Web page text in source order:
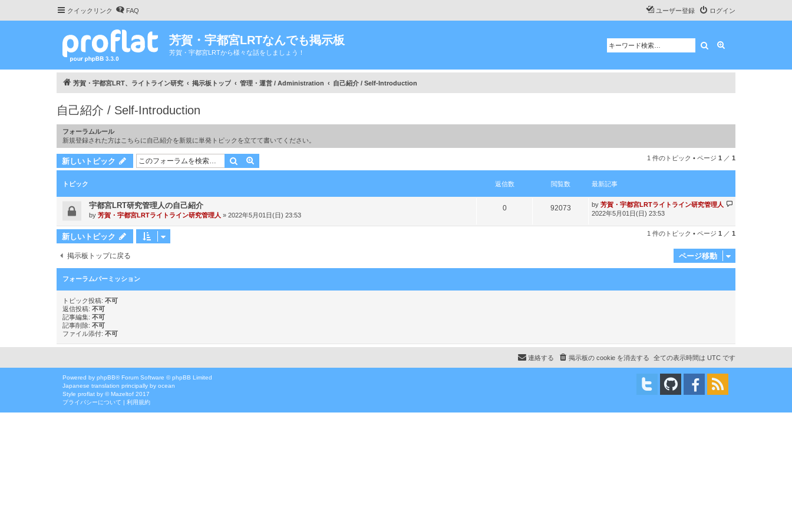
クイックリンク FAQ ログイン
ユーザー登録
芳賀・宇都宮LRTなんでも掲示板
芳賀・宇都宮LRTから様々な話をしましょう！
検索
芳賀・宇都宮LRT、ライトライン研究 掲示板トップ 管理・運営 / Administration 自己紹介 / Self-Introduction
自己紹介 / Self-Introduction
フォーラムルール
新規登録された方はこちらに自己紹介を新規に単発トピックを立てて書いてください。
新しいトピック 検索 1 件のトピック • ページ 1 ／ 1
トピック 返信数 閲覧数 最新記事
宇都宮LRT研究管理人の自己紹介
by 芳賀・宇都宮LRTライトライン研究管理人 » 2022年5月01日(日) 23:53
0返
92073閲
最
新
by 芳賀・宇都宮LRTライトライン研究管理人
2022年5月01日(日) 23:53
新しいトピック 1 件のトピック • ページ 1 ／ 1
掲示板トップに戻る ページ移動
フォーラムパーミッション
トピック投稿: 不可
返信投稿: 不可
記事編集: 不可
記事削除: 不可
ファイル添付: 不可
全ての表示時間は UTC です
掲示板の cookie を消去する
連絡する
Powered by phpBB® Forum Software © phpBB Limited
Japanese translation principally by ocean
Style proflat by ©Mazeltof 2017
プライバシーについて | 利用規約